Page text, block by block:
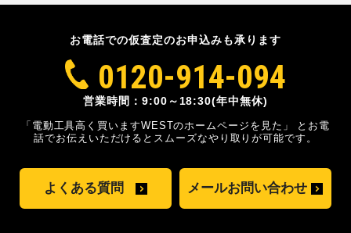
お電話での仮査定のお申込みも承ります
0120-914-094
営業時間：9:00～18:30(年中無休)
「電動工具高く買いますWESTのホームページを見た」
とお電
話でお伝えいただけるとスムーズなやり取りが可能です。
よくある質問 メールお問い合わせ